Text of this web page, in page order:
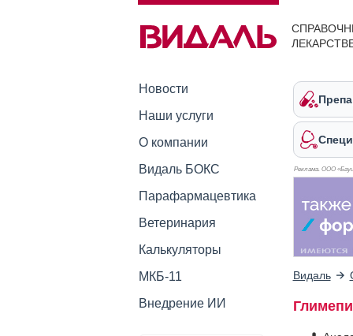
Новости
Наши услуги
О компании
Видаль БОКС
Парафармацевтика
Ветеринария
Калькуляторы
МКБ-11
Внедрение ИИ
Реклама. ООО
Видаль